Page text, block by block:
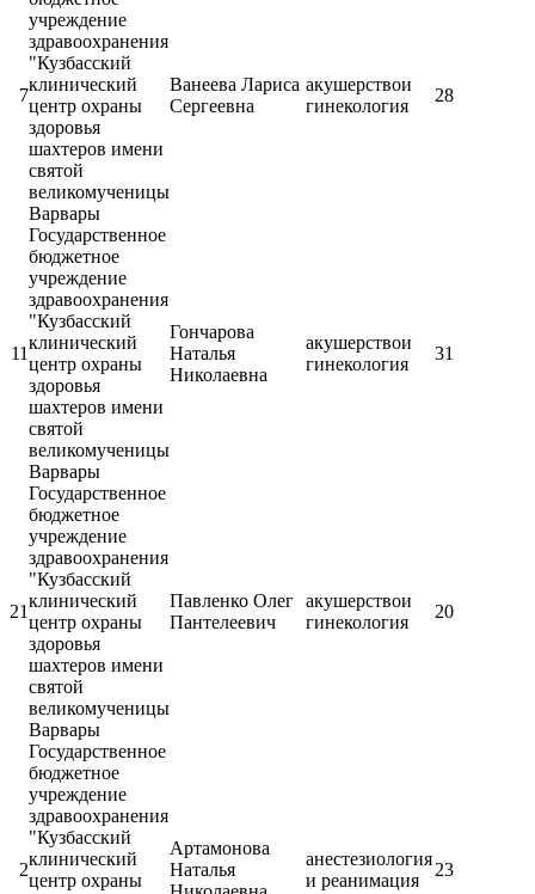
7
учреждение
здравоохранения
"Кузбасский
клинический
центр охраны
здоровья
шахтеров имени
святой
великомученицы
Варвары
Ванеева Лариса
Сергеевна
акушерствои
гинекология
28
11
Государственное
бюджетное
учреждение
здравоохранения
"Кузбасский
клинический
центр охраны
здоровья
шахтеров имени
святой
великомученицы
Варвары
Гончарова
Наталья
Николаевна
акушерствои
гинекология
31
21
Государственное
бюджетное
учреждение
здравоохранения
"Кузбасский
клинический
центр охраны
здоровья
шахтеров имени
святой
великомученицы
Варвары
Павленко Олег
Пантелеевич
акушерствои
гинекология
20
2
Государственное
бюджетное
учреждение
здравоохранения
"Кузбасский
клинический
центр охраны
Артамонова
Наталья
анестезиология
и реанимация
23